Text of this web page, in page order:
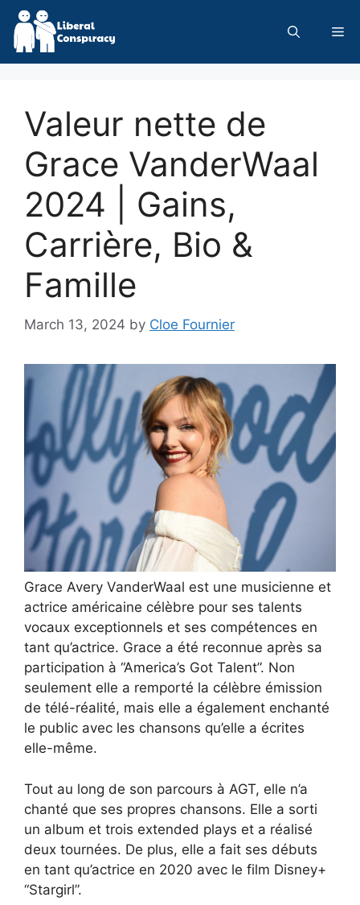
Skip
content
Valeur nette de
Grace VanderWaal
2024 | Gains,
Carrière, Bio &
Famille
March 13, 2024 by Cloe Fournier
Grace Avery VanderWaal est une musicienne et
actrice américaine célèbre pour ses talents
vocaux exceptionnels et ses compétences en
tant qu’actrice. Grace a été reconnue après sa
participation à “America’s Got Talent”. Non
seulement elle a remporté la célèbre émission
de télé-réalité, mais elle a également enchanté
le public avec les chansons qu’elle a écrites
elle-même.
Tout au long de son parcours à AGT, elle n’a
chanté que ses propres chansons. Elle a sorti
un album et trois extended plays et a réalisé
deux tournées. De plus, elle a fait ses débuts
en tant qu’actrice en 2020 avec le film Disney+
“Stargirl”.